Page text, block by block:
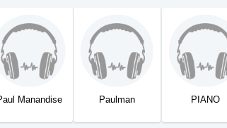
Manandise Paulman PIANO